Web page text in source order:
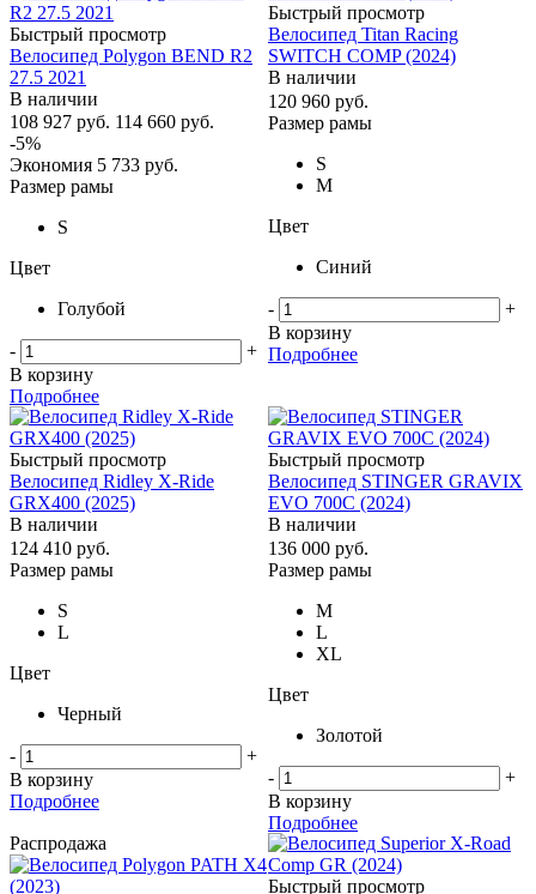
Быстрый просмотр
Велосипед Polygon BEND R2
27.5 2021
В наличии
108 927 руб. 114 660 руб.
-5%
Экономия 5 733 руб.
Размер рамы
S
Цвет
Голубой
-
+
В корзину
Подробнее
Быстрый просмотр
Велосипед Titan Racing
SWITCH COMP (2024)
В наличии
120 960 руб.
Размер рамы
S
M
Цвет
Синий
-
+
В корзину
Подробнее
Быстрый просмотр
Велосипед Ridley X-Ride
GRX400 (2025)
В наличии
124 410 руб.
Размер рамы
S
L
Цвет
Черный
-
+
В корзину
Подробнее
Быстрый просмотр
Велосипед STINGER GRAVIX
EVO 700C (2024)
В наличии
136 000 руб.
Размер рамы
M
L
XL
Цвет
Золотой
-
+
В корзину
Подробнее
Распродажа
Быстрый просмотр